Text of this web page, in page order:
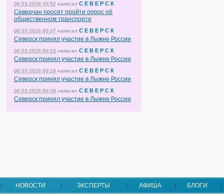
06.03.2026 00:52 написал С Е В Е Р С К
Северчан просят пройти опрос об
общественном транспорте
06.03.2026 00:37 написал С Е В Е Р С К
Северск принял участие в Лыжне России
06.03.2026 00:23 написал С Е В Е Р С К
Северск принял участие в Лыжне России
06.03.2026 00:18 написал С Е В Е Р С К
Северск принял участие в Лыжне России
06.03.2026 00:09 написал С Е В Е Р С К
Северск принял участие в Лыжне России
НОВОСТИ ЭКСПЕРТЫ АФИША БЛОГИ